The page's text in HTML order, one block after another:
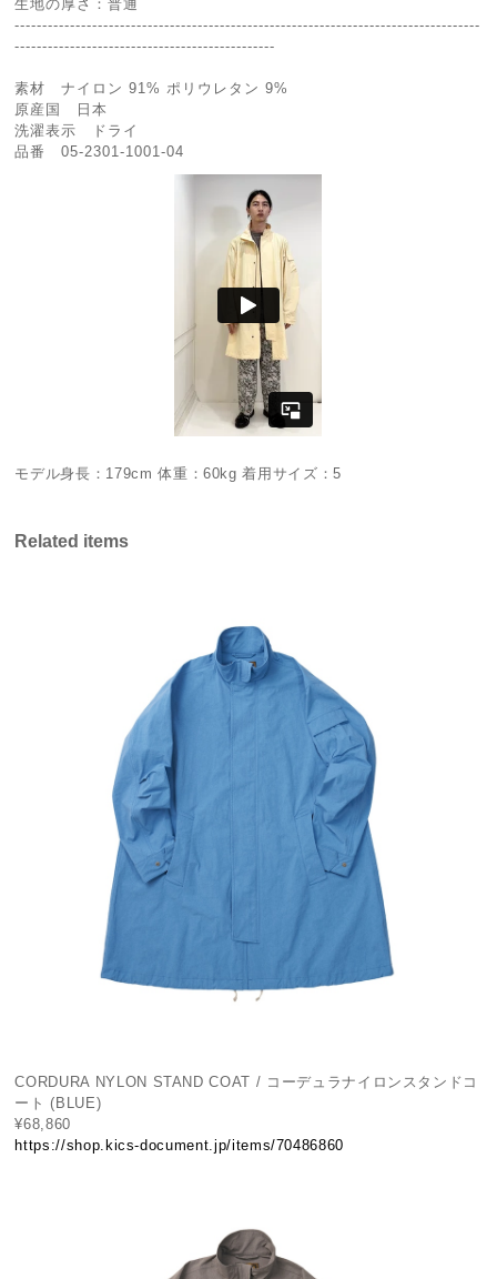
生地の厚さ：普通
------------------------------------------------------------------------------------
-----------------------------------------------
素材 ナイロン 91% ポリウレタン 9%
原産国 日本
洗濯表示 ドライ
品番 05-2301-1001-04
モデル身長：179cm 体重：60kg 着用サイズ：5
Related items
CORDURA NYLON STAND COAT / コーデュラナイロンスタンドコ
ート (BLUE)
¥68,860
https://shop.kics-document.jp/items/70486860